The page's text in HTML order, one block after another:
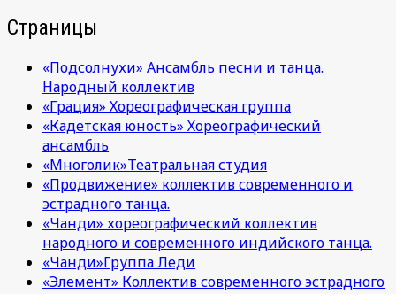
Страницы
«Подсолнухи» Ансамбль песни и танца.
Народный коллектив
«Грация» Хореографическая группа
«Кадетская юность» Хореографический
ансамбль
«Многолик»Театральная студия
«Продвижение» коллектив современного и
эстрадного танца.
«Чанди» хореографический коллектив
народного и современного индийского танца.
«Чанди»Группа Леди
«Элемент» Коллектив современного эстрадного